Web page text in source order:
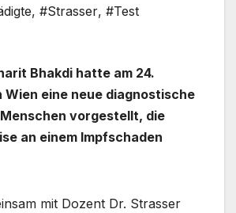
, #Strasser, #Test
Bhakdi hatte am 24.
Wien eine neue diagnostische
vorgestellt, die
an einem Impfschaden
mit Dozent Dr. Strasser